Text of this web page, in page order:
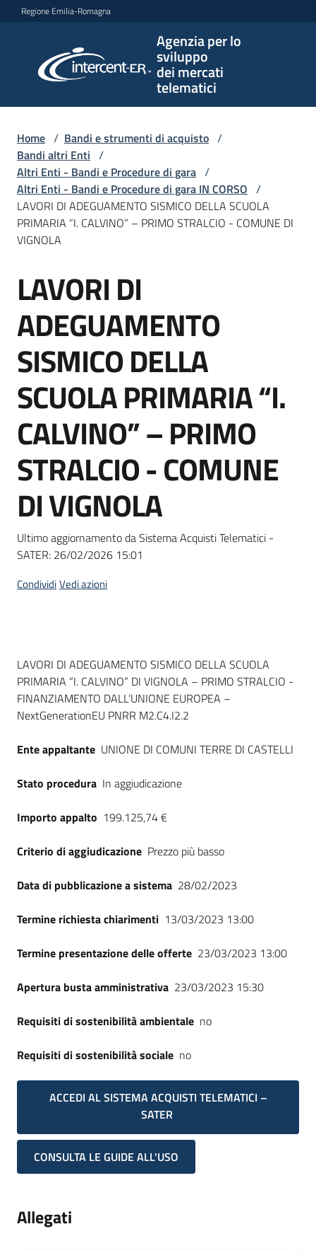
Vai al contenuto
Vai alla navigazione
Vai al footer
Regione Emilia-Romagna
Agenzia per lo
sviluppo
dei mercati
telematici
per lo
sviluppo
telematici
L'Agenzia
e
strumenti
acquisto
Supporto
Piattaforme
telematiche
English
site
su
Home / Bandi e strumenti di acquisto /
Bandi altri Enti /
Altri Enti - Bandi e Procedure di gara /
Altri Enti - Bandi e Procedure di gara IN CORSO /
LAVORI DI ADEGUAMENTO SISMICO DELLA SCUOLA
PRIMARIA “I. CALVINO” – PRIMO STRALCIO - COMUNE DI
VIGNOLA
Salta al contenuto
LAVORI DI
ADEGUAMENTO
SISMICO DELLA
SCUOLA PRIMARIA “I.
CALVINO” – PRIMO
STRALCIO - COMUNE
DI VIGNOLA
Ultimo aggiornamento da Sistema Acquisti Telematici -
SATER: 26/02/2026 15:01
CondividiVedi azioni
Dati del bando
LAVORI DI ADEGUAMENTO SISMICO DELLA SCUOLA
PRIMARIA “I. CALVINO” DI VIGNOLA – PRIMO STRALCIO -
FINANZIAMENTO DALL’UNIONE EUROPEA –
NextGenerationEU PNRR M2.C4.I2.2
Ente appaltante UNIONE DI COMUNI TERRE DI CASTELLI
Stato procedura In aggiudicazione
Importo appalto 199.125,74 €
Criterio di aggiudicazione Prezzo più basso
Data di pubblicazione a sistema 28/02/2023
Termine richiesta chiarimenti 13/03/2023 13:00
Termine presentazione delle offerte 23/03/2023 13:00
Apertura busta amministrativa 23/03/2023 15:30
Requisiti di sostenibilità ambientale no
Requisiti di sostenibilità sociale no
ACCEDI AL SISTEMA ACQUISTI TELEMATICI –
SATER
CONSULTA LE GUIDE ALL'USO
Allegati